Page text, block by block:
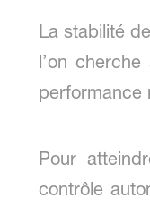
La stabilité
l’on
performance
Pour
contrôle